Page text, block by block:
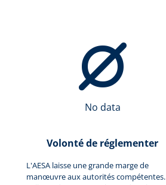
No data
Volonté de réglementer
L'AESA laisse une grande marge de
manœuvre aux autorités compétentes.